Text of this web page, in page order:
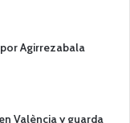
Agirrezabala
València y guarda